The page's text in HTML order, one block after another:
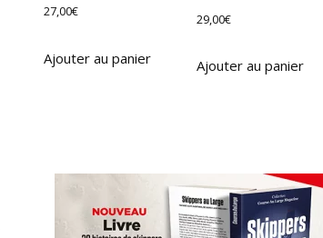
27,00€
Ajouter au panier
29,00€
Ajouter au panier